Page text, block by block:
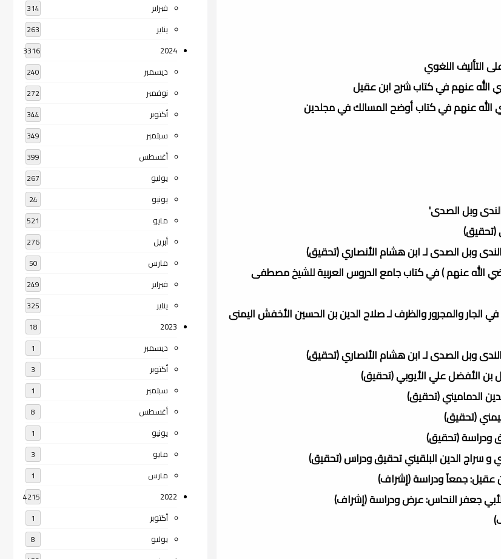
التأليف اللغوي
الله عنهم في كتاب شرح ابن عقيل
الله عنهم في كتاب أوضح المسالك في مجلدين
وبل الصدى'
(تحقيق)
وبل الصدى لـ ابن هشام الأنصاري (تحقيق)
رضي الله عنهم ) في كتاب جامع الدروس العربية للشيخ مصطفى
والمجرور والظرف لـ صلاح الدين بن الحسين الأخفش اليمنى
وبل الصدى لـ ابن هشام الأنصاري (تحقيق)
بن الأفضل علي الأيوبي (تحقيق)
الدماميني (تحقيق)
(تحقيق)
ودراسة (تحقيق)
و سراج الدين البلقيني تحقيق ودراس (تحقيق)
عقيل: جمعآ ودراسة (إشراف)
لأبي جعفر النحاس: عرض ودراسة (إشراف)
فبراير 314
يناير 263
2024
3316
ديسمبر 240
نوفمبر 272
أكتوبر 344
سبتمبر 349
أغسطس 399
يوليو 267
يونيو 24
مايو 521
أبريل 276
مارس 50
فبراير 249
يناير 325
2023
18
ديسمبر 1
أكتوبر 3
سبتمبر 1
أغسطس 8
يونيو 1
مايو 3
مارس 1
2022
4215
أكتوبر 1
يوليو 8